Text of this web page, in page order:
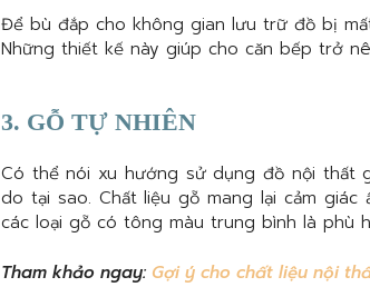
Để bù đắp cho không gian lưu trữ đồ bị
Những thiết kế này giúp cho căn bếp trở
3. GỖ TỰ NHIÊN
Có thể nói xu hướng sử dụng đồ nội thất
do tại sao. Chất liệu gỗ mang lại cảm
các loại gỗ có tông màu trung bình là phù
Tham khảo ngay: Gợi ý cho chất liệu nội